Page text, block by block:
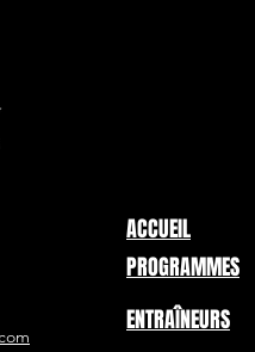
ACCUEIL
PROGRAMMES
ENTRAÎNEURS